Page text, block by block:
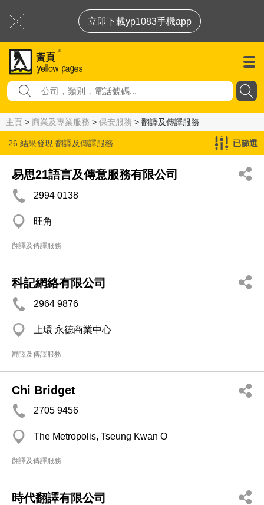
立即下載yp1083手機app
主頁 > 商業及專業服務 > 保安服務 > 翻譯及傳譯服務
26 結果發現 翻譯及傳譯服務 已篩選
易思21語言及傳意服務有限公司
2994 0138
旺角
翻譯及傳譯服務
科記網絡有限公司
2964 9876
上環 永德商業中心
翻譯及傳譯服務
Chi Bridget
2705 9456
The Metropolis, Tseung Kwan O
翻譯及傳譯服務
時代翻譯有限公司